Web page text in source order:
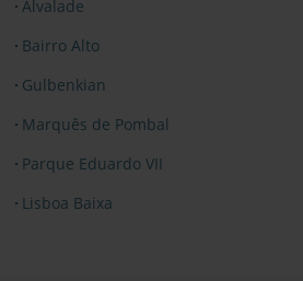
Alvalade
Bairro Alto
Gulbenkian
Marquês de Pombal
Parque Eduardo VII
Lisboa Baixa